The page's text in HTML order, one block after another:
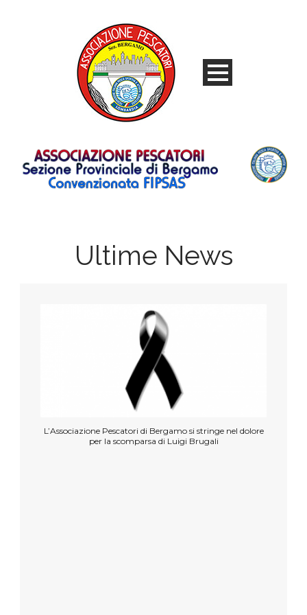
Ultime News
L’Associazione Pescatori di Bergamo si stringe nel dolore
per la scomparsa di Luigi Brugali